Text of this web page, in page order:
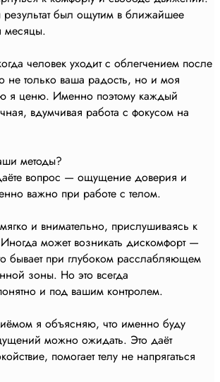
был ощутим в ближайшее
месяцы.
человек уходит с облегчением после
не только ваша радость, но и моя
я ценю. Именно поэтому каждый
вдумчивая работа с фокусом на
методы?
вопрос — ощущение доверия и
важно при работе с телом.
и внимательно, прислушиваясь к
может возникать дискомфорт —
бывает при глубоком расслабляющем
зоны. Но это всегда
и под вашим контролем.
я объясняю, что именно буду
можно ожидать. Это даёт
помогает телу не напрягаться